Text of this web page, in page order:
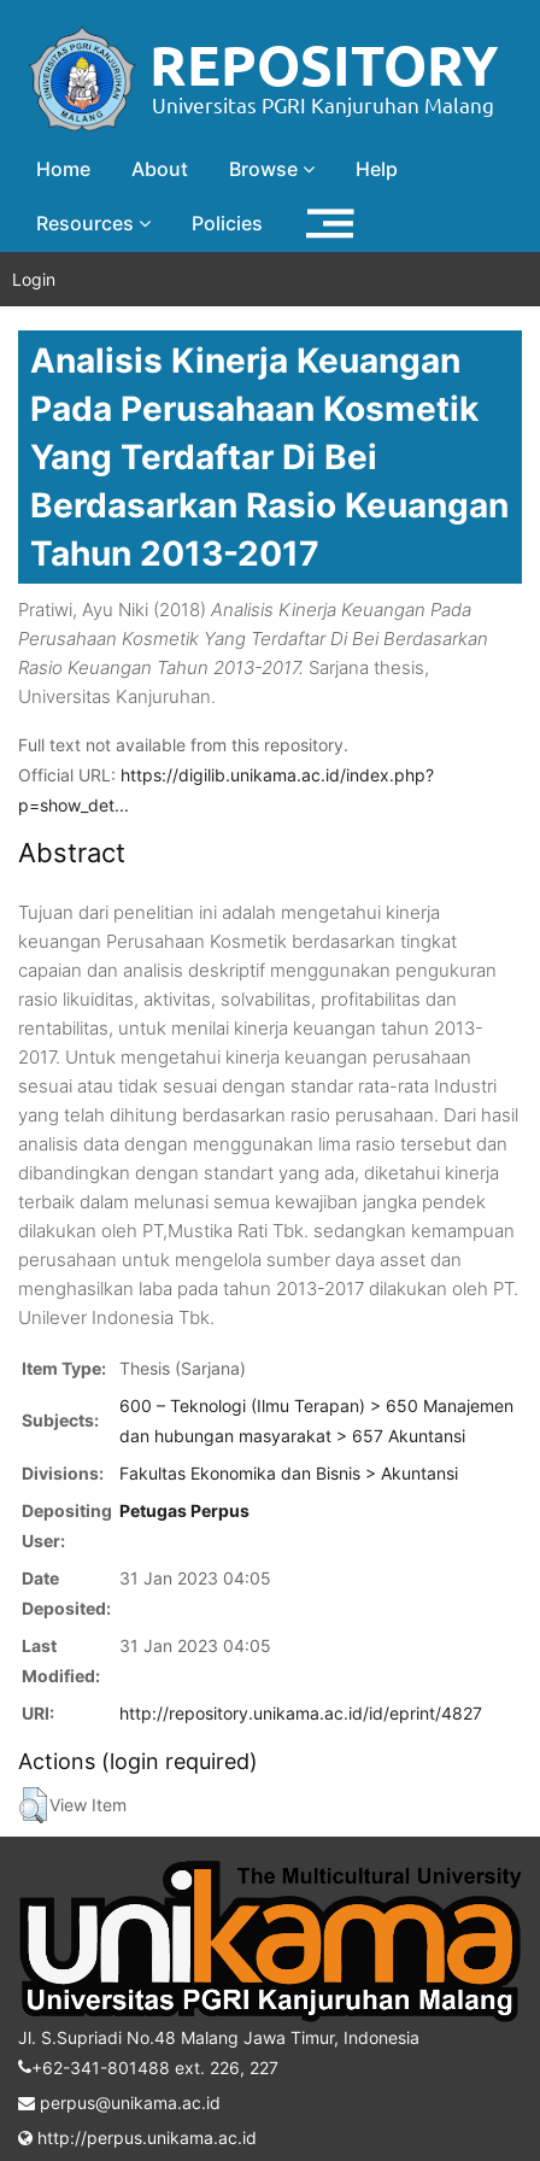
Home About Browse Help
Resources Policies
Login
Analisis Kinerja Keuangan
Pada Perusahaan Kosmetik
Yang Terdaftar Di Bei
Berdasarkan Rasio Keuangan
Tahun 2013-2017
Pratiwi, Ayu Niki (2018) Analisis Kinerja Keuangan Pada
Perusahaan Kosmetik Yang Terdaftar Di Bei Berdasarkan
Rasio Keuangan Tahun 2013-2017. Sarjana thesis,
Universitas Kanjuruhan.
Full text not available from this repository.
Official URL: https://digilib.unikama.ac.id/index.php?
p=show_det...
Abstract
Tujuan dari penelitian ini adalah mengetahui kinerja
keuangan Perusahaan Kosmetik berdasarkan tingkat
capaian dan analisis deskriptif menggunakan pengukuran
rasio likuiditas, aktivitas, solvabilitas, profitabilitas dan
rentabilitas, untuk menilai kinerja keuangan tahun 2013-
2017. Untuk mengetahui kinerja keuangan perusahaan
sesuai atau tidak sesuai dengan standar rata-rata Industri
yang telah dihitung berdasarkan rasio perusahaan. Dari hasil
analisis data dengan menggunakan lima rasio tersebut dan
dibandingkan dengan standart yang ada, diketahui kinerja
terbaik dalam melunasi semua kewajiban jangka pendek
dilakukan oleh PT,Mustika Rati Tbk. sedangkan kemampuan
perusahaan untuk mengelola sumber daya asset dan
menghasilkan laba pada tahun 2013-2017 dilakukan oleh PT.
Unilever Indonesia Tbk.
Item Type: Thesis (Sarjana)
Subjects:
600 – Teknologi (Ilmu Terapan) > 650 Manajemen
dan hubungan masyarakat > 657 Akuntansi
Divisions:
Fakultas Ekonomika dan Bisnis > Akuntansi
Depositing
User:
Petugas Perpus
Date
Deposited:
31 Jan 2023 04:05
Last
Modified:
31 Jan 2023 04:05
URI: http://repository.unikama.ac.id/id/eprint/4827
Actions (login required)
View Item
Jl. S.Supriadi No.48 Malang Jawa Timur, Indonesia
+62-341-801488 ext. 226, 227
perpus@unikama.ac.id
http://perpus.unikama.ac.id